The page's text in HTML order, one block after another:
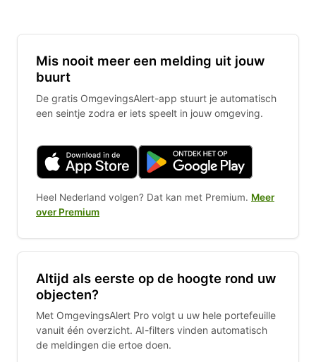
Mis nooit meer een melding uit jouw
buurt
De gratis OmgevingsAlert-app stuurt je automatisch
een seintje zodra er iets speelt in jouw omgeving.
Heel Nederland volgen? Dat kan met Premium. Meer
over Premium
Altijd als eerste op de hoogte rond uw
objecten?
Met OmgevingsAlert Pro volgt u uw hele portefeuille
vanuit één overzicht. AI-filters vinden automatisch
de meldingen die ertoe doen.